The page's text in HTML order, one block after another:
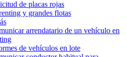
de placas rojas
y grandes flotas
arrendatario de un vehículo en
de vehículos en lote